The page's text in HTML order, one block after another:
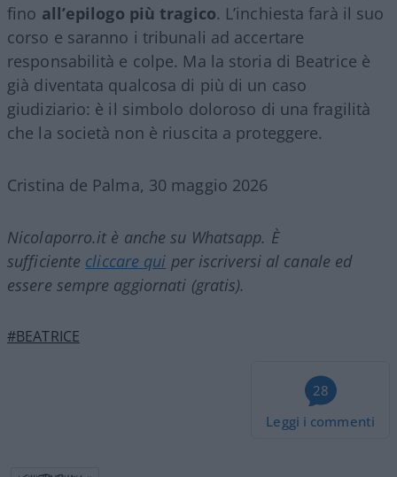
fino all’epilogo più tragico. L’inchiesta farà il suo
corso e saranno i tribunali ad accertare
responsabilità e colpe. Ma la storia di Beatrice è
già diventata qualcosa di più di un caso
giudiziario: è il simbolo doloroso di una fragilità
che la società non è riuscita a proteggere.
Cristina de Palma, 30 maggio 2026
Nicolaporro.it è anche su Whatsapp. È
sufficiente cliccare qui per iscriversi al canale ed
essere sempre aggiornati (gratis).
#BEATRICE
28
Leggi i commenti